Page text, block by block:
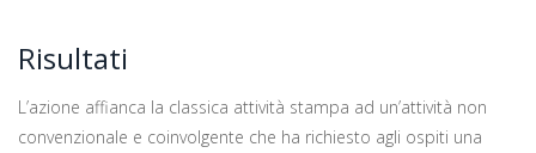
Risultati
L’azione affianca la classica attività stampa ad un’attività non
convenzionale e coinvolgente che ha richiesto agli ospiti una